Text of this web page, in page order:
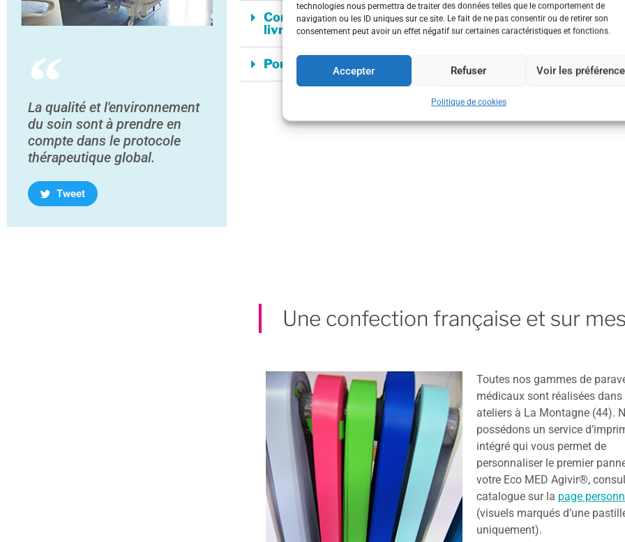
technologies nous permettra de traiter des données telles que le comportement de
navigation ou les ID uniques sur ce site. Le fait de ne pas consentir ou de retirer son
consentement peut avoir un effet négatif sur certaines caractéristiques et fonctions.
Accepter Refuser Voir les
Politique de cookies
La qualité et l'environnement
du soin sont à prendre en
compte dans le protocole
thérapeutique global.
Tweet
Comment s'installe la solution ? Quelles sont les modalités
livraison ?
Pour quels types espaces cet équipement est-il adapté ?
Une confection française et sur
Toutes nos gammes de
médicaux sont réalisées dans
ateliers à La Montagne (44).
possédons un service
intégré qui vous permet de
personnaliser le premier
votre Eco MED Agivir®,
catalogue sur la page
(visuels marqués d’une
uniquement).